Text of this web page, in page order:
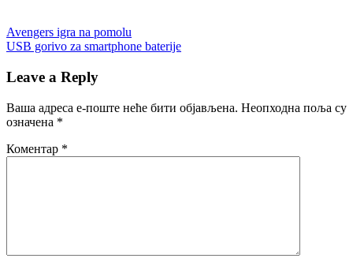
Američka
revolucijaAssassin's
Creed
Džordž
VašingtonRatohnhaké:tontemplariUbisoft
Кретање
чланка
Previous
Post:
Avengers igra na pomolu
Next
USB gorivo za smartphone baterije
Leave a Reply
Ваша адреса е-поште неће бити објављена. Неопходна поља су
означена *
Коментар *